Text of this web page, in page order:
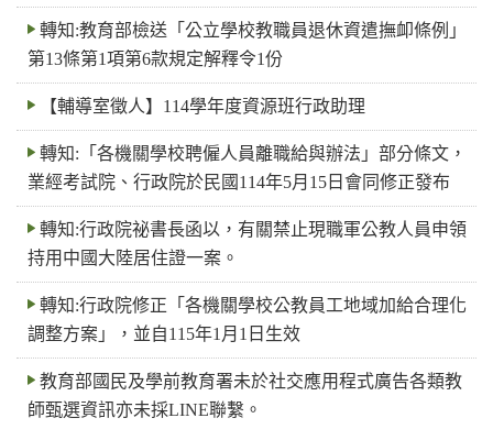
轉知:教育部檢送「公立學校教職員退休資遣撫卹條例」
第13條第1項第6款規定解釋令1份
【輔導室徵人】114學年度資源班行政助理
轉知:「各機關學校聘僱人員離職給與辦法」部分條文，
業經考試院、行政院於民國114年5月15日會同修正發布
轉知:行政院祕書長函以，有關禁止現職軍公教人員申領
持用中國大陸居住證一案。
轉知:行政院修正「各機關學校公教員工地域加給合理化
調整方案」，並自115年1月1日生效
教育部國民及學前教育署未於社交應用程式廣告各類教
師甄選資訊亦未採LINE聯繫。